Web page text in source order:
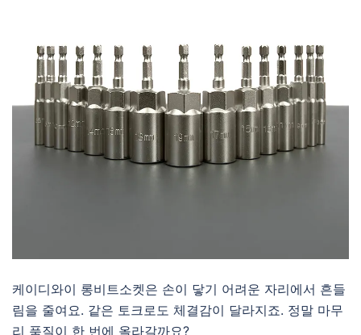
케이디와이 롱비트소켓은 손이 닿기 어려운 자리에서 흔들
림을 줄여요. 같은 토크로도 체결감이 달라지죠. 정말 마무
리 품질이 한 번에 올라갈까요?